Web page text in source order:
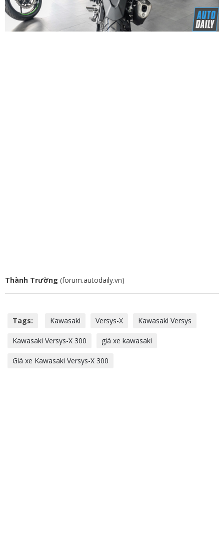
Thành Trường (forum.autodaily.vn)
Tags: Kawasaki Versys-X Kawasaki Versys
Kawasaki Versys-X 300 giá xe kawasaki
Giá xe Kawasaki Versys-X 300